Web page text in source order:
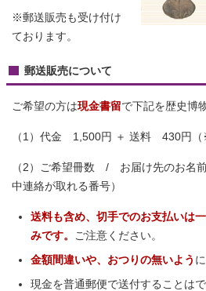
※郵送販売も受け付け
ております。
郵送販売について
ご希望の方は現金書留で下記を歴史博
（1）代金 1,500円 ＋ 送料 430円（
（2）ご希望冊数 / お届け先のお名
中連絡が取れる番号）
送料も含め、切手でのお支払いは
みです。 ご注意ください。
金額間違いや、おつりの無いよう
現金を普通郵便で送付することは